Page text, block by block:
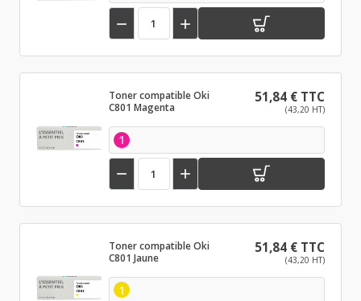
 
Toner compatible Oki
C801 Magenta
51,84 € TTC
(43,20 HT)
1
 
Toner compatible Oki
C801 Jaune
51,84 € TTC
(43,20 HT)
1